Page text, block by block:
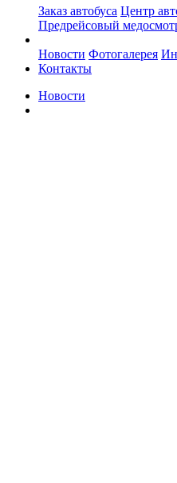
Заказ автобуса Центр
Предрейсовый
Новости Фотогалерея
Контакты
Новости